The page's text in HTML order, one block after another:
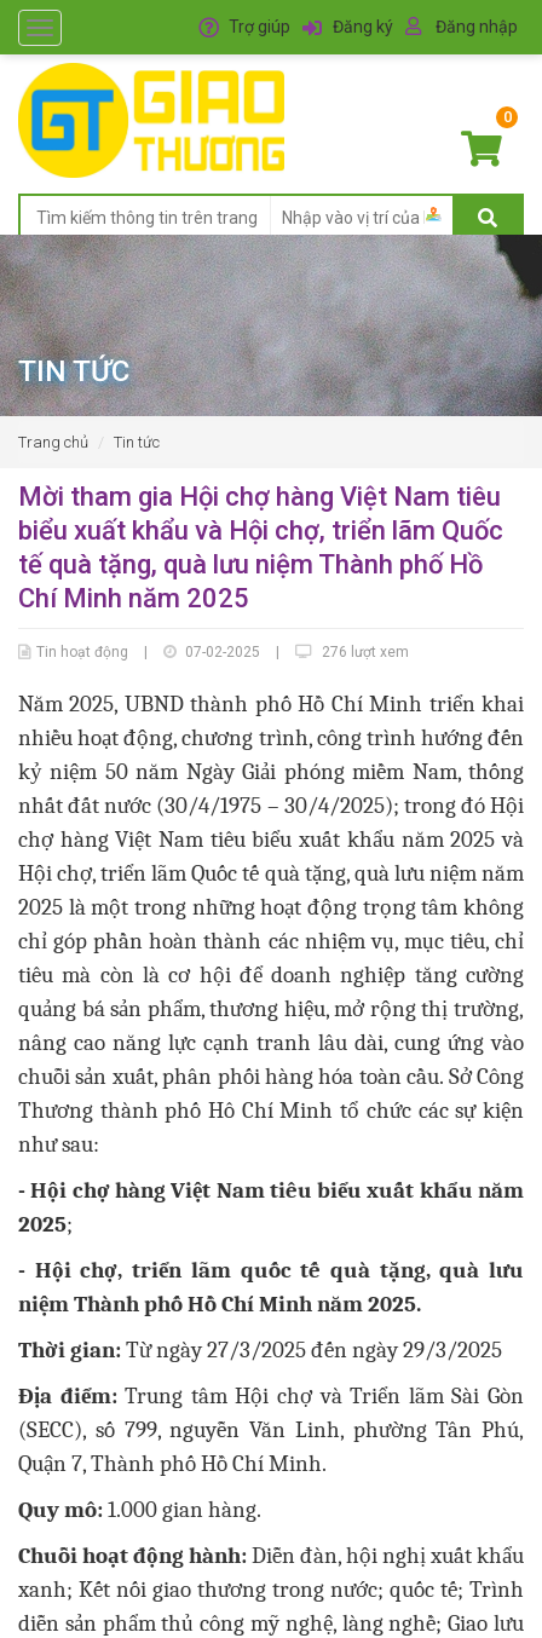
0
Toggle
navigation
Trợ giúp Đăng ký Đăng nhập
TIN TỨC
Trang chủ Tin tức
Mời tham gia Hội chợ hàng Việt Nam tiêu
biểu xuất khẩu và Hội chợ, triển lãm Quốc
tế quà tặng, quà lưu niệm Thành phố Hồ
Chí Minh năm 2025
Tin hoạt động 07-02-2025 276 lượt xem
Năm 2025, UBND thành phố Hồ Chí Minh triển khai
nhiều hoạt động, chương trình, công trình hướng đến
kỷ niệm 50 năm Ngày Giải phóng miềm Nam, thống
nhất đất nước (30/4/1975 – 30/4/2025); trong đó Hội
chợ hàng Việt Nam tiêu biểu xuất khẩu năm 2025 và
Hội chợ, triển lãm Quốc tế quà tặng, quà lưu niệm năm
2025 là một trong những hoạt động trọng tâm không
chỉ góp phần hoàn thành các nhiệm vụ, mục tiêu, chỉ
tiêu mà còn là cơ hội để doanh nghiệp tăng cường
quảng bá sản phẩm, thương hiệu, mở rộng thị trường,
nâng cao năng lực cạnh tranh lâu dài, cung ứng vào
chuỗi sản xuất, phân phối hàng hóa toàn cầu. Sở Công
Thương thành phố Hô Chí Minh tổ chức các sự kiện
như sau:
- Hội chợ hàng Việt Nam tiêu biểu xuất khẩu năm
2025;
- Hội chợ, triển lãm quốc tế quà tặng, quà lưu
niệm Thành phố Hồ Chí Minh năm 2025.
Thời gian:Từ ngày 27/3/2025 đến ngày 29/3/2025
Địa điểm:Trung tâm Hội chợ và Triển lãm Sài Gòn
(SECC), số 799, nguyễn Văn Linh, phường Tân Phú,
Quận 7, Thành phố Hồ Chí Minh.
Quy mô:1.000 gian hàng.
Chuỗi hoạt động hành:Diễn đàn, hội nghị xuất khẩu
xanh; Kết nối giao thương trong nước; quốc tế; Trình
diễn sản phẩm thủ công mỹ nghệ, làng nghề; Giao lưu